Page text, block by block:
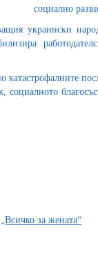
социално
украински
социалното
за жената“